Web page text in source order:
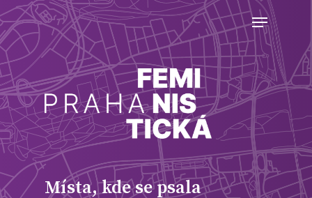
Skip
to
main
content
Menu
Místa,kdesepsala
Close
Menu